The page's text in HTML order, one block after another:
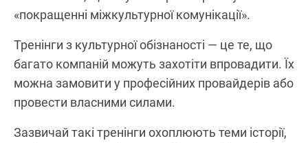
«покращенні міжкультурної комунікації».
Тренінги з культурної обізнаності — це те, що
багато компаній можуть захотіти впровадити. Їх
можна замовити у професійних провайдерів або
провести власними силами.
Зазвичай такі тренінги охоплюють теми історії,